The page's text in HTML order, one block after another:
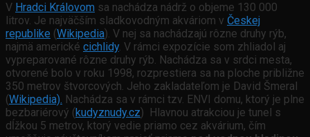
V Hradci Královom sa nachádza nádrž o objeme 130 000
litrov. Je najväčším sladkovodným akváriom v Českej
republike (Wikipedia). V nej sa nachádzajú rôzne druhy rýb,
najmä americké cichlidy. V rámci expozície som zhliadol aj
vypreparované rôzne druhy rýb. Nachádza sa v srdci mesta,
otvorené bolo v roku 1998, rozprestiera sa na ploche približne
350 metrov štvorcových. Jeho zakladateľom je David Šmeral
(Wikipedia). Nachádza sa v rámci tzv. ENVI domu, ktorý je plne
bezbariérový (kudyznudy.cz) Hlavnou atrakciou je tunel s
dĺžkou 5 metrov, ktorý vedie priamo cez akvárium, čím